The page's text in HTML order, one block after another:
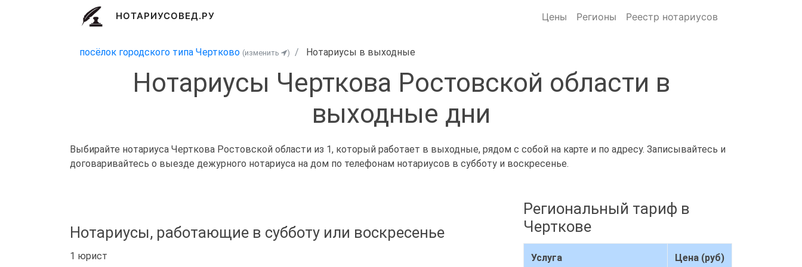
НОТАРИУСОВЕД.РУ Цены Регионы Реестр нотариусов
посёлок городского типа Чертково (изменить ) Нотариусы в выходные
Нотариусы Черткова Ростовской области в
выходные дни
Выбирайте нотариуса Черткова Ростовской области из 1, который работает в выходные, рядом с собой на карте и по адресу. Записывайтесь и
договаривайтесь о выезде дежурного нотариуса на дом по телефонам нотариусов в субботу и воскресенье.
Нотариусы, работающие в субботу или воскресенье
1 юрист
Региональный тариф в
Черткове
Услуга Цена (руб)